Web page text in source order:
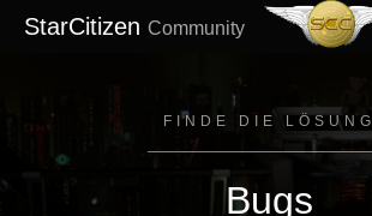
StarCitizen Community
FINDE DIE LÖSUNG
Bugs